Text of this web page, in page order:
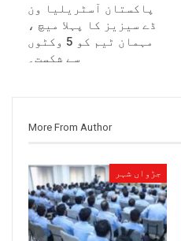
پاکستان آسٹریلیا ون
ڈے سیزیز کا پہلا میچ ،
مہمان ٹیم کو 5 وکٹوں
سے شکست۔
More From Author
جڑواں شہر